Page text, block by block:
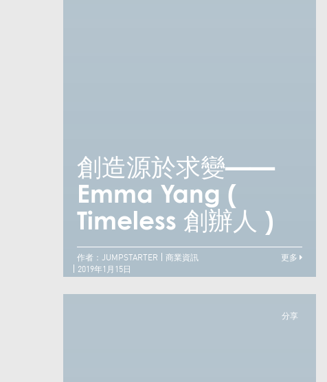
創造源於求變——
Emma Yang (
Timeless 創辦人 )
作者：JUMPSTARTER
商業資訊
2019年1月15日
更多
分享